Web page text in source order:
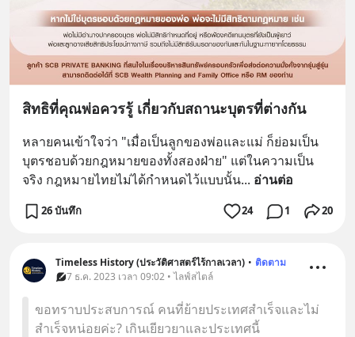
สิทธิที่คุณพ่อควรรู้ เกี่ยวกับสถานะบุตรที่ต่างกัน
หลายคนเข้าใจว่า "เมื่อเป็นลูกของพ่อและแม่ ก็ย่อมเป็น
บุตรชอบด้วยกฎหมายของทั้งสองฝ่าย" แต่ในความเป็น
จริง กฎหมายไทยไม่ได้กำหนดไว้แบบนั้น... อ่านต่อ
26 บันทึก 24 1 20
Timeless History (ประวัติศาสตร์ไร้กาลเวลา) • ติดตาม
7 ธ.ค. 2023 เวลา 09:02 • ไลฟ์สไตล์
ขอทราบประสบการณ์ คนที่ย้ายประเทศสำเร็จและไม่
สำเร็จหน่อยค่ะ? เกินเยียวยาและประเทศนี้